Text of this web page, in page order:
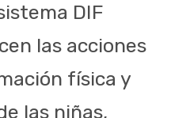
DIF
las acciones
física y
las niñas,